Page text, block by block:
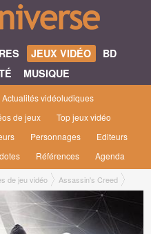
JEUX VIDÉO
BD
MUSIQUE
Actualités vidéoludiques
de jeux
Top jeux vidéo
Personnages
Editeurs
Références Agenda
de jeu vidéo
Assassin's Creed